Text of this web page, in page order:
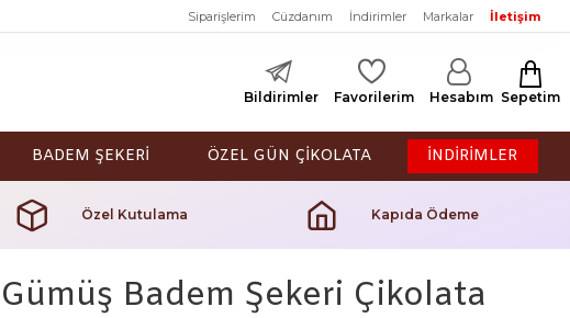
Siparişlerim Cüzdanım İndirimler Markalar İletişim
Bildirimler Favorilerim Hesabım Sepetim
BADEM ŞEKERİ ÖZEL GÜN ÇİKOLATA İNDİRİMLER
Özel Kutulama Kapıda Ödeme
Gümüş Badem Şekeri Çikolata